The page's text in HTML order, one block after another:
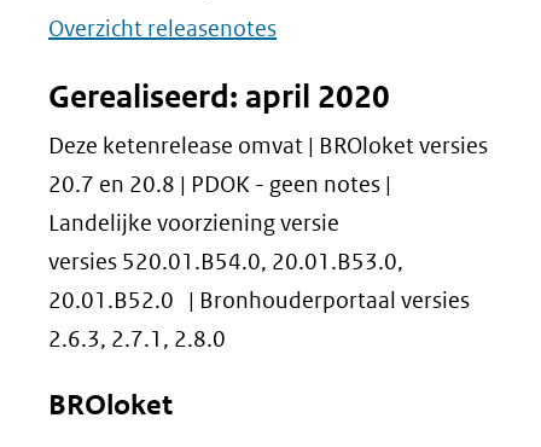
Overzicht releasenotes
Gerealiseerd: april 2020
Deze ketenrelease omvat | BROloket versies
20.7 en 20.8 | PDOK - geen notes |
Landelijke voorziening versie
versies 520.01.B54.0, 20.01.B53.0,
20.01.B52.0 | Bronhouderportaal versies
2.6.3, 2.7.1, 2.8.0
BROloket